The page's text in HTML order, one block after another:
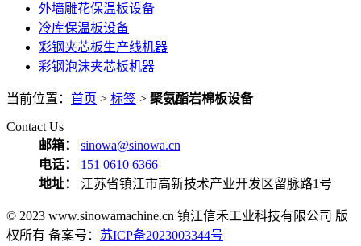
外墙雕花保温板设备
冷库保温板设备
彩钢夹芯板生产线机器
彩钢泡沫夹芯板机器
当前位置： 首页 > 标签 > 聚氨酯岩棉板设备
Contact Us
邮箱：
sinowa@sinowa.cn
电话：
151 0610 6366
地址：
江苏省镇江市高新技术产业开发区留脉路1号
© 2023 www.sinowamachine.cn 镇江信禾工业科技有限公司 版
权所有 备案号： 苏ICP备2023003344号